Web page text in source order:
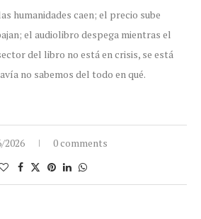
humanidades caen; el precio sube
el audiolibro despega mientras el
del libro no está en crisis, se está
no sabemos del todo en qué.
2026 0 comments